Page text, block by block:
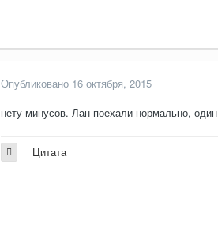
Опубликовано 16 октября, 2015
нету минусов. Лан поехали нормально, один
Цитата